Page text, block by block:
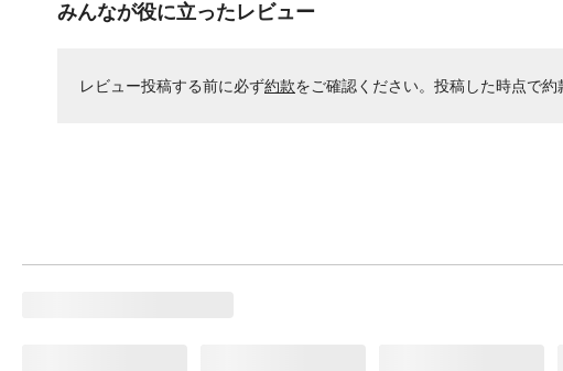
みんなが役に立ったレビュー
レビュー投稿する前に必ず約款をご確認ください。投稿した時点で約